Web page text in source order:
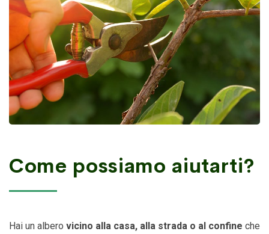
Come possiamo aiutarti?
Hai un albero vicino alla casa, alla strada o al confine che